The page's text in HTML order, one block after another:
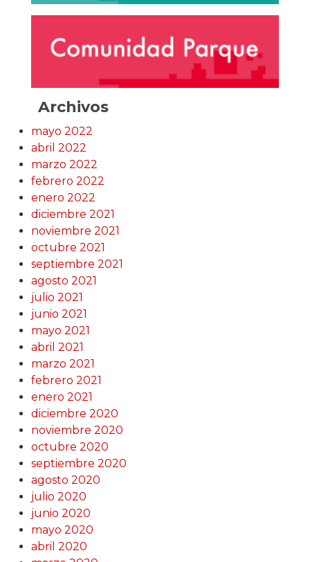
Archivos
mayo 2022
abril 2022
marzo 2022
febrero 2022
enero 2022
diciembre 2021
noviembre 2021
octubre 2021
septiembre 2021
agosto 2021
julio 2021
junio 2021
mayo 2021
abril 2021
marzo 2021
febrero 2021
enero 2021
diciembre 2020
noviembre 2020
octubre 2020
septiembre 2020
agosto 2020
julio 2020
junio 2020
mayo 2020
abril 2020